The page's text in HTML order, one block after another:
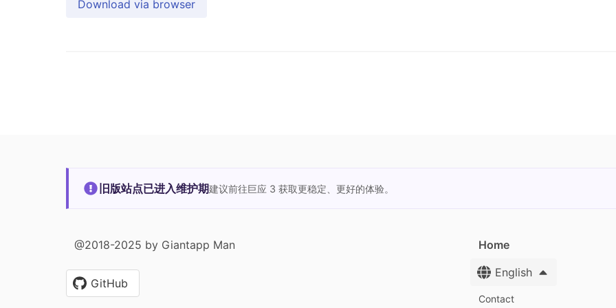
Download via browser
旧版站点已进入维护期建议前往巨应 3 获取更稳定、更好的体验。
@2018-2025 by Giantapp Man
GitHub
Home
English
Contact